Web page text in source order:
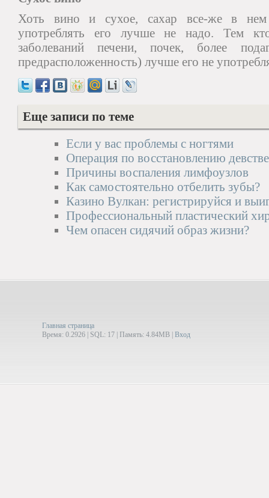
Хоть вино и сухое, сахар все-же в нем
употреблять его лучше не надо. Тем
заболеваний печени, почек, более
предрасположенность) лучше его не
Еще записи по теме
Если у вас проблемы с ногтями
Операция по восстановлению
Причины воспаления лимфоузлов
Как самостоятельно отбелить зубы?
Казино Вулкан: регистрируйся и
Профессиональный пластический
Чем опасен сидячий образ жизни?
Главная страница
Время: 0.2926 | SQL: 17 | Память: 4.84MB Вход